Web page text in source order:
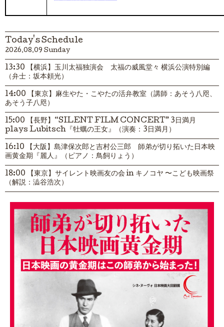
Today's Schedule
2026.08.09 Sunday
13:30 【横浜】玉川太福独演会 太福の威風堂々 横浜公演特別編
（弁士：坂本頼光）
14:00 【東京】麻生やた・こやたの活弁教室（講師：あそう八咫、
あそう子八咫）
15:00 【長野】“SILENT FILM CONCERT” 3日満月
plays Lubitsch『牡蠣の王女』（演奏：3日満月）
16:10 【大阪】島津保次郎と吉村公三郎 師弟が切り拓いた日本映
画黄金期『麗人』（ピアノ：鳥飼りょう）
18:00 【東京】サイレント映画友の会 in キノコヤ 〜こども映画祭
（解説：澁谷浩次）